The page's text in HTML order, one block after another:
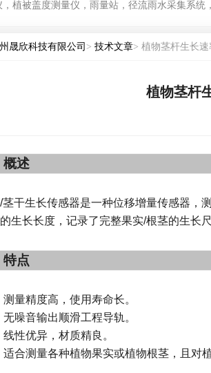
植被盖度测量仪，雨量站，径流雨水采集系
晟欣科技有限公司 > 技术文章> 植物茎杆生长
植物茎杆
概述
/茎干生长传感器是一种位移增量传感器，
生长长度，记录了完整果实/根茎的生长尺
特点
测量精度高，使用寿命长。
无噪音输出顺滑工程导轨。
线性优异，材质精良。
适合测量各种植物果实或植物根茎， 且对